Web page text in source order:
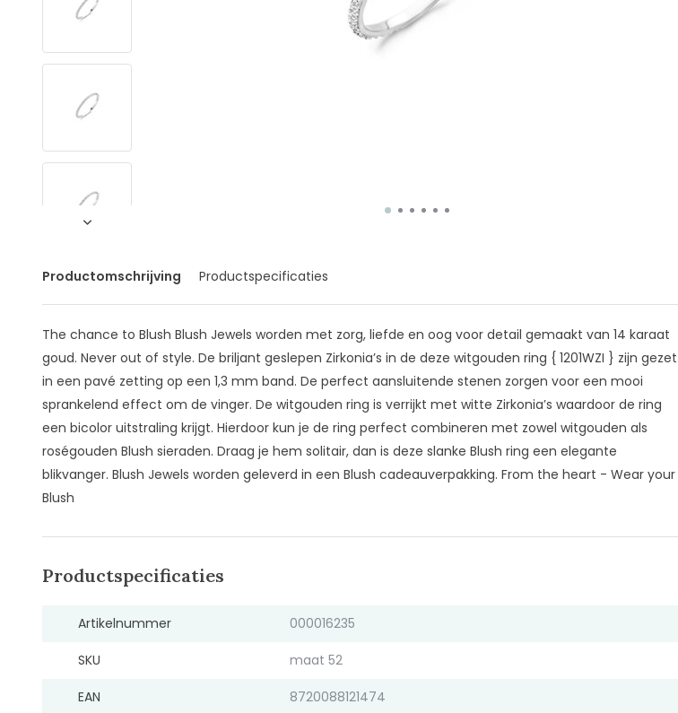
Productomschrijving Productspecificaties
The chance to Blush Blush Jewels worden met zorg, liefde en oog voor detail gemaakt van 14 karaat
goud. Never out of style. De briljant geslepen Zirkonia’s in de deze witgouden ring { 1201WZI } zijn gezet
in een pavé zetting op een 1,3 mm band. De perfect aansluitende stenen zorgen voor een mooi
sprankelend effect om de vinger. De witgouden ring is verrijkt met witte Zirkonia’s waardoor de ring
een bicolor uitstraling krijgt. Hierdoor kun je de ring perfect combineren met zowel witgouden als
roségouden Blush sieraden. Draag je hem solitair, dan is deze slanke Blush ring een elegante
blikvanger. Blush Jewels worden geleverd in een Blush cadeauverpakking. From the heart - Wear your
Blush
Productspecificaties
Artikelnummer 000016235
SKU maat 52
EAN 8720088121474